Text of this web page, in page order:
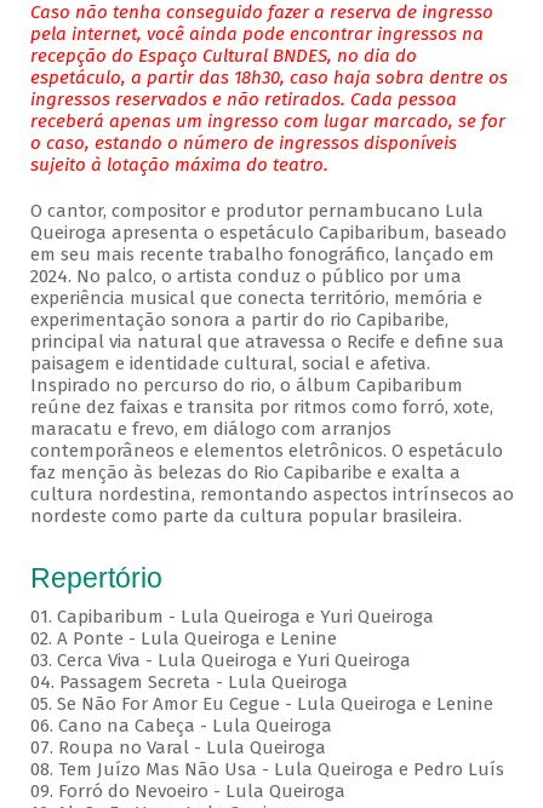
Caso não tenha conseguido fazer a reserva de ingresso
pela internet, você ainda pode encontrar ingressos na
recepção do Espaço Cultural BNDES, no dia do
espetáculo, a partir das 18h30, caso haja sobra dentre os
ingressos reservados e não retirados. Cada pessoa
receberá apenas um ingresso com lugar marcado, se for
o caso, estando o número de ingressos disponíveis
sujeito à lotação máxima do teatro.
O cantor, compositor e produtor pernambucano Lula
Queiroga apresenta o espetáculo Capibaribum, baseado
em seu mais recente trabalho fonográfico, lançado em
2024. No palco, o artista conduz o público por uma
experiência musical que conecta território, memória e
experimentação sonora a partir do rio Capibaribe,
principal via natural que atravessa o Recife e define sua
paisagem e identidade cultural, social e afetiva.
Inspirado no percurso do rio, o álbum Capibaribum
reúne dez faixas e transita por ritmos como forró, xote,
maracatu e frevo, em diálogo com arranjos
contemporâneos e elementos eletrônicos. O espetáculo
faz menção às belezas do Rio Capibaribe e exalta a
cultura nordestina, remontando aspectos intrínsecos ao
nordeste como parte da cultura popular brasileira.
Repertório
01. Capibaribum - Lula Queiroga e Yuri Queiroga
02. A Ponte - Lula Queiroga e Lenine
03. Cerca Viva - Lula Queiroga e Yuri Queiroga
04. Passagem Secreta - Lula Queiroga
05. Se Não For Amor Eu Cegue - Lula Queiroga e Lenine
06. Cano na Cabeça - Lula Queiroga
07. Roupa no Varal - Lula Queiroga
08. Tem Juízo Mas Não Usa - Lula Queiroga e Pedro Luís
09. Forró do Nevoeiro - Lula Queiroga